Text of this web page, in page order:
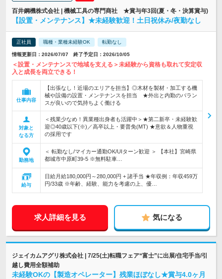
百井鋼機株式会社 | 機械工具の専門商社 ★賞与年3回(夏・冬・決算賞与)
【設置・メンテナンス】★未経験歓迎！土日祝休み/夜勤なし
正社員 職種・業種未経験OK 転勤なし
情報更新日：2026/07/07 終了予定日：2026/10/05
＜設置・メンテナンスで地域を支える＞未経験から資格も取れて安定収
入と成長を両立できる！
仕事内容
【出張なし！近場のエリアを担当】◎木材を製材・加工する機
械や設備の設置・メンテナンスを担当 ★外出と内勤のバラン
スが良いので気持ちよく働ける
対象と
なる方
＜残業少なめ！異業種出身者も活躍中＞★第二新卒・未経験歓
迎◎40歳以下(※)／高卒以上・要普免(MT) ★意欲＆人物重視
の採用です
勤務地
＜ 転勤なし/マイカー通勤OK/UIターン歓迎 ＞ 【本社】宮崎県
都城市中原町39-5 ※無料駐車…
給与
日給月給180,000円～280,000円 + 諸手当 ★年収例：年収459万
円/33歳 ※年齢、経験、能力を考慮の上、優…
求人詳細を見る 気になる
ジェイカムアグリ株式会社 | 7/25(土)転職フェア“富士”に出展/住宅手当/引
越し費用全額補助
未経験OKの【製造オペレーター】残業ほぼなし★賞与4.0ヶ月